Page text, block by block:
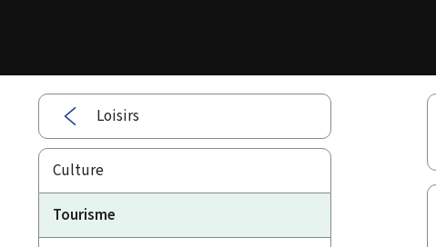
Loisirs
Culture
Tourisme